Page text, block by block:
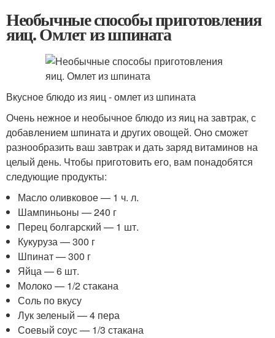
Необычные способы приготовления
яиц. Омлет из шпината
Вкусное блюдо из яиц - омлет из шпината
Очень нежное и необычное блюдо из яиц на завтрак, с
добавлением шпината и других овощей. Оно сможет
разнообразить ваш завтрак и дать заряд витаминов на
целый день. Чтобы приготовить его, вам понадобятся
следующие продукты:
Масло оливковое — 1 ч. л.
Шампиньоны — 240 г
Перец болгарский — 1 шт.
Кукуруза — 300 г
Шпинат — 300 г
Яйца — 6 шт.
Молоко — 1/2 стакана
Соль по вкусу
Лук зеленый — 4 пера
Соевый соус — 1/3 стакана